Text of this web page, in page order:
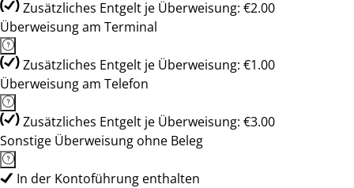
Zusätzliches Entgelt je Überweisung: €2.00
Überweisung am Terminal
Zusätzliches Entgelt je Überweisung: €1.00
Überweisung am Telefon
Zusätzliches Entgelt je Überweisung: €3.00
Sonstige Überweisung ohne Beleg
In der Kontoführung enthalten